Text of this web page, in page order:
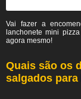
Vai fazer a
lanchonete mini
agora mesmo!
Quais são os
salgados